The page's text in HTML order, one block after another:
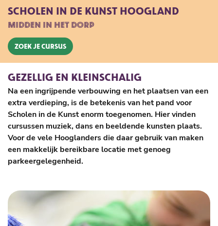
SCHOLEN IN DE KUNST HOOGLAND
MIDDEN IN HET DORP
Zoek je cursus
GEZELLIG EN KLEINSCHALIG
Na een ingrijpende verbouwing en het plaatsen van een
extra verdieping, is de betekenis van het pand voor
Scholen in de Kunst enorm toegenomen. Hier vinden
cursussen muziek, dans en beeldende kunsten plaats.
Voor de vele Hooglanders die daar gebruik van maken
een makkelijk bereikbare locatie met genoeg
parkeergelegenheid.